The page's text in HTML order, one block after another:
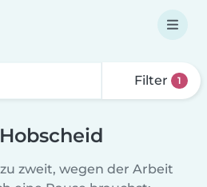
Filter 1
zweit, wegen der Arbeit